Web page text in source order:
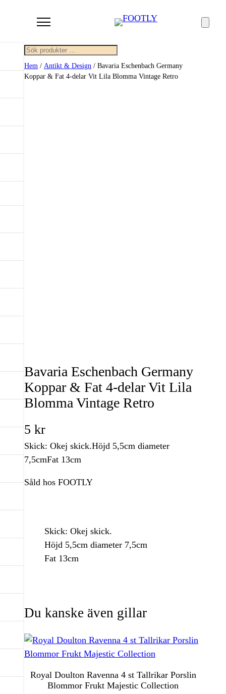
Sök
Hem / Antikt & Design / Bavaria Eschenbach Germany
Koppar & Fat 4-delar Vit Lila Blomma Vintage Retro
Bavaria Eschenbach Germany
Koppar & Fat 4-delar Vit Lila
Blomma Vintage Retro
5 kr
Skick: Okej skick.Höjd 5,5cm diameter
7,5cmFat 13cm
Såld hos FOOTLY
Skick: Okej skick.
Höjd 5,5cm diameter 7,5cm
Fat 13cm
Du kanske även gillar
Royal Doulton Ravenna 4 st Tallrikar Porslin
Blommor Frukt Majestic Collection